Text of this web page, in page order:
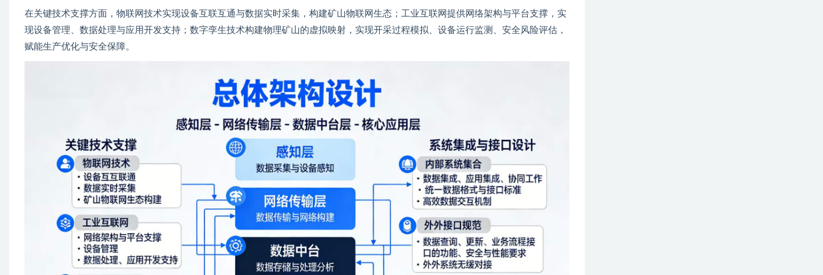
在关键技术支撑方面，物联网技术实现设备互联互通与数据实时采集，构建矿山物联网生态；工业互联网提供网络架构与平台支撑，实
现设备管理、数据处理与应用开发支持；数字孪生技术构建物理矿山的虚拟映射，实现开采过程模拟、设备运行监测、安全风险评估，
赋能生产优化与安全保障。